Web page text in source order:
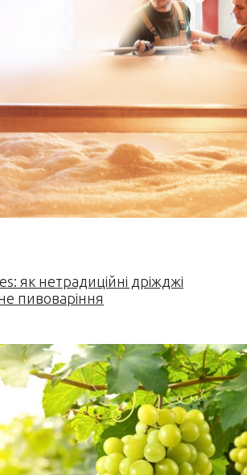
як нетрадиційні дріжджі
пивоваріння